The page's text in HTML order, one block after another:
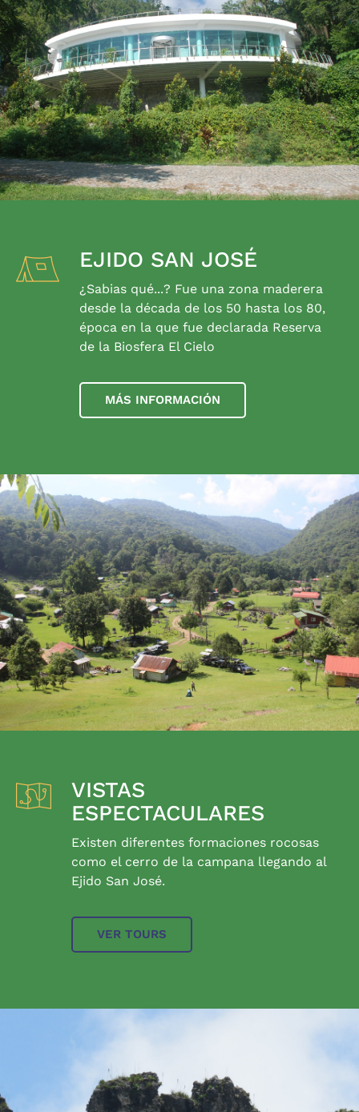
EJIDO SAN JOSÉ
¿Sabias qué...? Fue una zona maderera
desde la década de los 50 hasta los 80,
época en la que fue declarada Reserva
de la Biosfera El Cielo
MÁS INFORMACIÓN
VISTAS
ESPECTACULARES
Existen diferentes formaciones rocosas
como el cerro de la campana llegando al
Ejido San José.
VER TOURS